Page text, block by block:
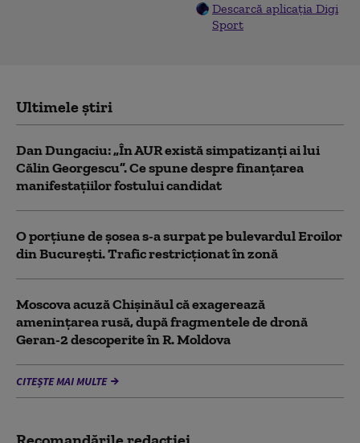
Descarcă aplicația Digi
Sport
Ultimele știri
Dan Dungaciu: „În AUR există simpatizanți ai lui
Călin Georgescu”. Ce spune despre finanțarea
manifestațiilor fostului candidat
O porțiune de șosea s-a surpat pe bulevardul Eroilor
din București. Trafic restricționat în zonă
Moscova acuză Chișinăul că exagerează
amenințarea rusă, după fragmentele de dronă
Geran-2 descoperite în R. Moldova
CITEȘTE MAI MULTE